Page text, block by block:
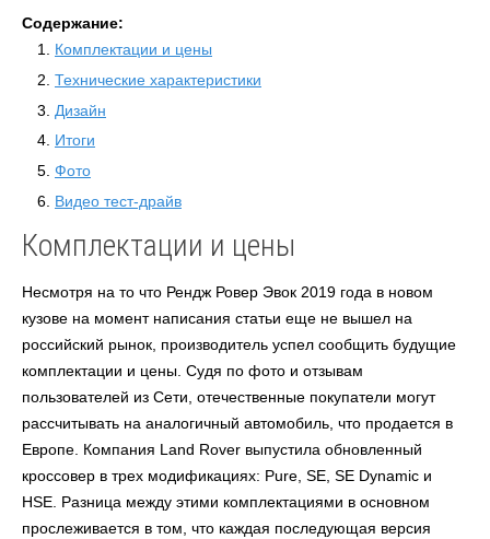
Содержание:
Комплектации и цены
Технические характеристики
Дизайн
Итоги
Фото
Видео тест-драйв
Комплектации и цены
Несмотря на то что Рендж Ровер Эвок 2019 года в новом
кузове на момент написания статьи еще не вышел на
российский рынок, производитель успел сообщить будущие
комплектации и цены. Судя по фото и отзывам
пользователей из Сети, отечественные покупатели могут
рассчитывать на аналогичный автомобиль, что продается в
Европе. Компания Land Rover выпустила обновленный
кроссовер в трех модификациях: Pure, SE, SE Dynamic и
HSE. Разница между этими комплектациями в основном
прослеживается в том, что каждая последующая версия